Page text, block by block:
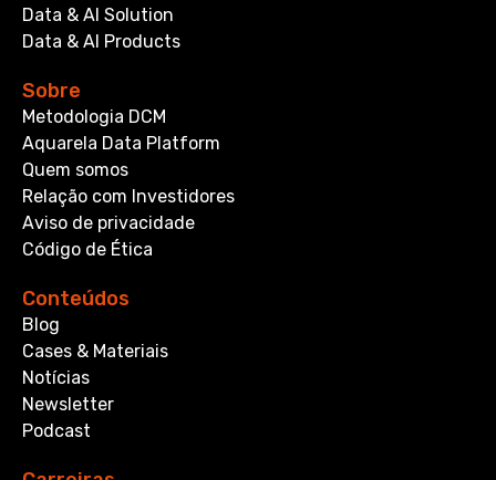
Data & AI Solution
Data & AI Products
Sobre
Metodologia DCM
Aquarela Data Platform
Quem somos
Relação com Investidores
Aviso de privacidade
Código de Ética
Conteúdos
Blog
Cases & Materiais
Notícias
Newsletter
Podcast